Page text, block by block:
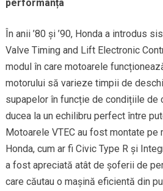
performanța
În anii ’80 și ’90, Honda a introdus
Valve Timing and Lift Electronic
modul în care motoarele
motorului să varieze timpii de
supapelor în funcție de condițiile de
ducea la un echilibru perfect între
Motoarele VTEC au fost montate pe
Honda, cum ar fi Civic Type R și
a fost apreciată atât de șoferii de
care căutau o mașină eficientă din